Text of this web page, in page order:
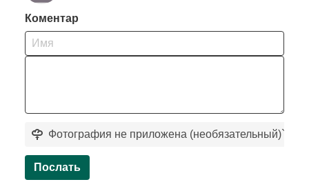
Коментар
Фотография не приложена (необязательный)`
Послать